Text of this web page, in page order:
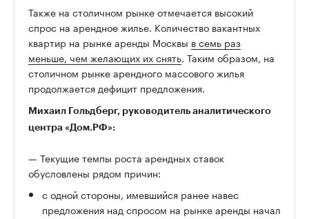
Также на столичном рынке отмечается высокий
спрос на арендное жилье. Количество вакантных
квартир на рынке аренды Москвы в семь раз
меньше, чем желающих их снять. Таким образом, на
столичном рынке арендного массового жилья
продолжается дефицит предложения.
Михаил Гольдберг, руководитель аналитического
центра «Дом.РФ»:
— Текущие темпы роста арендных ставок
обусловлены рядом причин:
с одной стороны, имевшийся ранее навес
предложения над спросом на рынке аренды начал